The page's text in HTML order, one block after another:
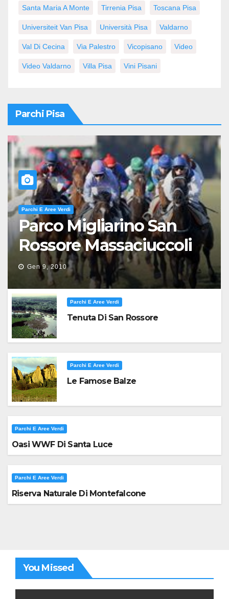
Santa Maria A Monte Tirrenia Pisa Toscana Pisa
Universiteit Van Pisa Università Pisa Valdarno
Val Di Cecina Via Palestro Vicopisano Video
Video Valdarno Villa Pisa Vini Pisani
Parchi Pisa
Parchi E Aree Verdi
Parco Migliarino San
Rossore Massaciuccoli
Gen 9, 2010
Parchi E Aree Verdi
Tenuta Di San Rossore
Parchi E Aree Verdi
Le Famose Balze
Parchi E Aree Verdi
Oasi WWF Di Santa Luce
Parchi E Aree Verdi
Riserva Naturale Di Montefalcone
You Missed